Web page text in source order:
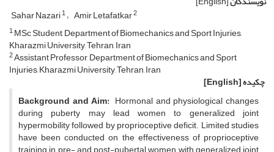
Sahar Nazari1 Amir Letafatkar2
1MSc Student, Department of Biomechanics and Sport Injuries,
Kharazmi University, Tehran, Iran
2Assistant Professor, Department of Biomechanics and Sport
Injuries, Kharazmi University, Tehran, Iran
چکیده[English]
Background and Aim: Hormonal and physiological changes
during puberty may lead women to generalized joint
hypermobility followed by proprioceptive deficit. Limited studies
have been conducted on the effectiveness of proprioceptive